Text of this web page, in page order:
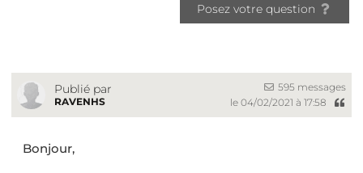
Posez votre question
Publié par
RAVENHS
595 messages
le 04/02/2021 à 17:58
Bonjour,